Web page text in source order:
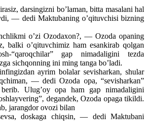
darsingizni bo’laman, bitta masalani hal
— dedi Maktubaning o’qituvchisi bizning
o’zi Ozodaxon?, — Ozoda opaning
balki o’qituvchimiz ham esankirab qolgan
“qaroqchilar” gap nimadaligini tezda
sichqonning ini ming tanga bo’ladi.
ayrim bolalar sevisharkan, shular
— dedi Ozoda opa, “sevisharkan”
berib. Ulug’oy opa ham gap nimadaligini
degandek, Ozoda opaga tikildi.
jarangdor ovozi bilan
doskaga chiqsin, — dedi Maktubani